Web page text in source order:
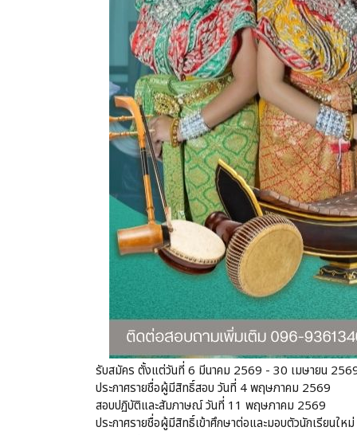
รับสมัคร ตั้งแต่วันที่ 6 มีนาคม 2569 - 30 เมษายน
ประกาศรายชื่อผู้มีสิทธิ์สอบ วันที่ 4 พฤษภาคม 2569
สอบปฏิบัติและสัมภาษณ์ วันที่ 11 พฤษภาคม 2569
ประกาศรายชื่อผู้มีสิทธิ์เข้าศึกษาต่อและมอบตัวนักเรียนใ